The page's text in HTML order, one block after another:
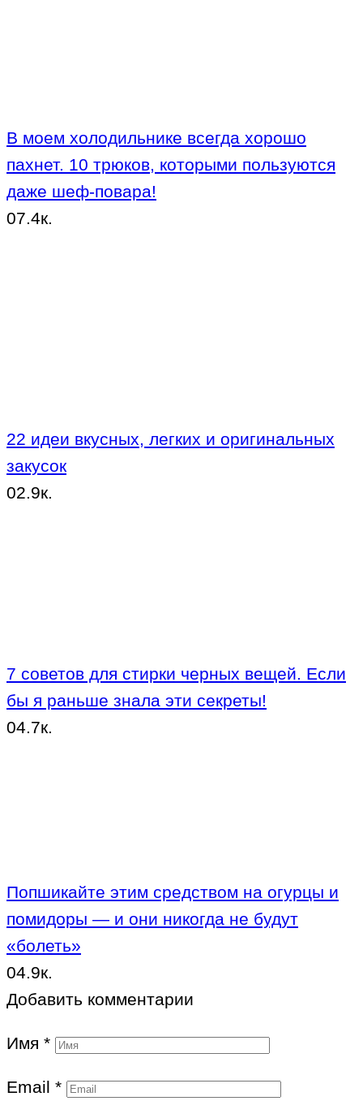
В моем холодильнике всегда хорошо
пахнет. 10 трюков, которыми пользуются
даже шеф-повара!
07.4к.
22 идеи вкусных, легких и оригинальных
закусок
02.9к.
7 советов для стирки черных вещей. Если
бы я раньше знала эти секреты!
04.7к.
Попшикайте этим средством на огурцы и
помидоры — и они никогда не будут
«болеть»
04.9к.
Добавить комментарии
Имя *
Email *